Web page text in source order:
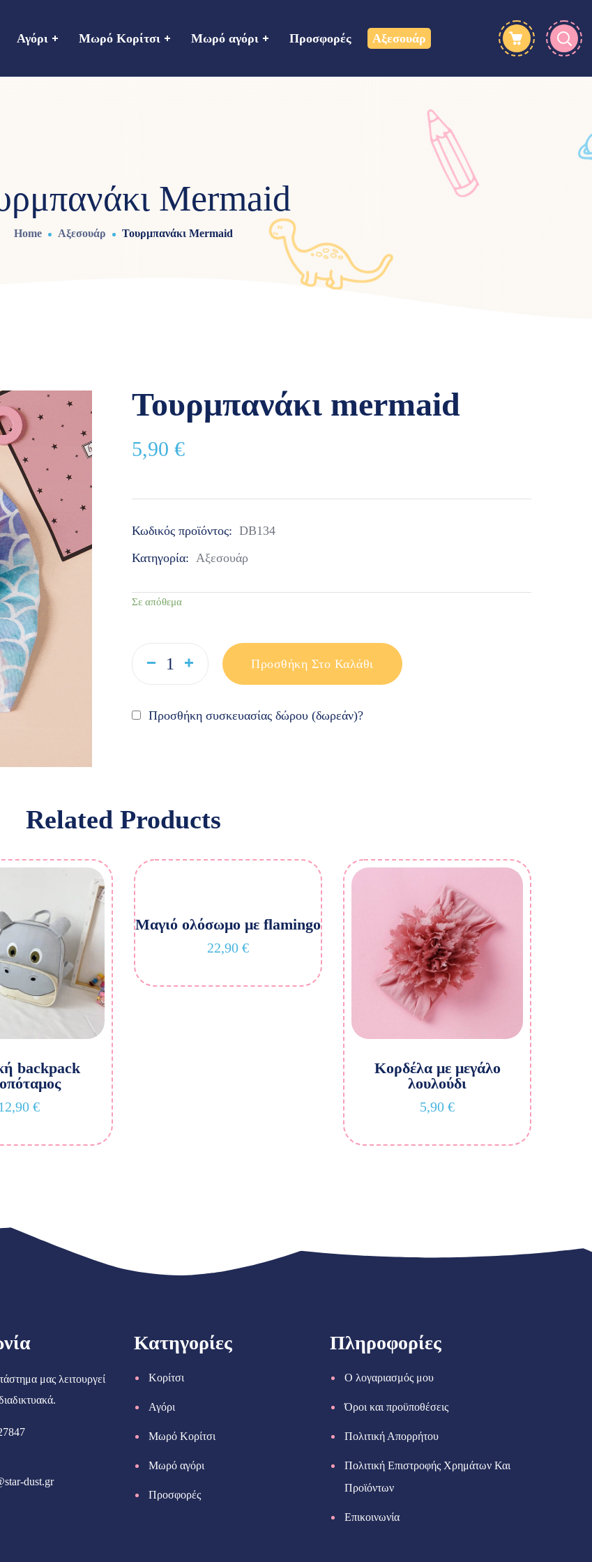
Αγόρι Μωρό Κορίτσι Μωρό αγόρι Προσφορές Αξεσουάρ
Mermaid
Home Αξεσουάρ Τουρμπανάκι Mermaid
Τουρμπανάκι mermaid
5,90 €
Κωδικός προϊόντος: DB134
Κατηγορία: Αξεσουάρ
Σε απόθεμα
Προσθήκη Στο Καλάθι
Προσθήκη συσκευασίας δώρου (δωρεάν)?
Related Products
backpack
12,90 €
Μαγιό ολόσωμο με flamingo
22,90 €
Κορδέλα με μεγάλο
λουλούδι
5,90 €
μας λειτουργεί
dust.gr
Κατηγορίες
Κορίτσι
Αγόρι
Μωρό Κορίτσι
Μωρό αγόρι
Προσφορές
Πληροφορίες
Ο λογαριασμός μου
Όροι και προϋποθέσεις
Πολιτική Απορρήτου
Πολιτική Επιστροφής Χρημάτων Και
Προϊόντων
Επικοινωνία